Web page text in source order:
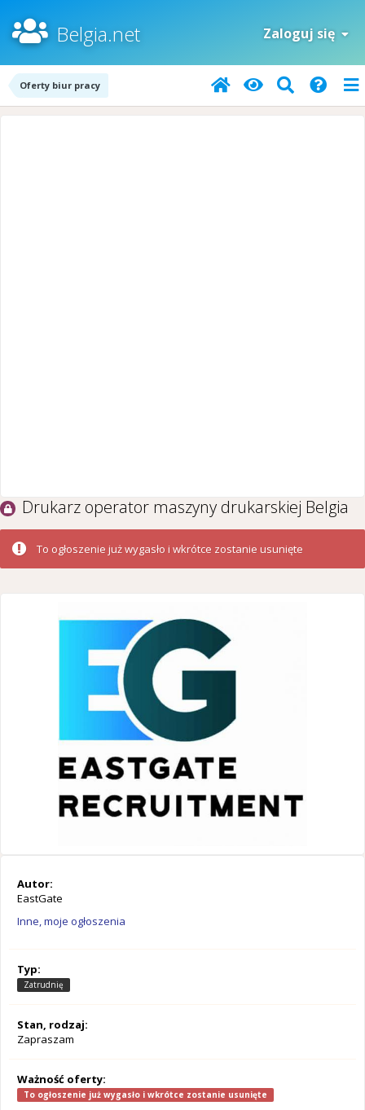
Belgia.net Zaloguj się
Oferty biur pracy
Drukarz operator maszyny drukarskiej Belgia
To ogłoszenie już wygasło i wkrótce zostanie usunięte
Autor:
EastGate
Inne, moje ogłoszenia
Typ:
Zatrudnię
Stan, rodzaj:
Zapraszam
Ważność oferty:
To ogłoszenie już wygasło i wkrótce zostanie usunięte